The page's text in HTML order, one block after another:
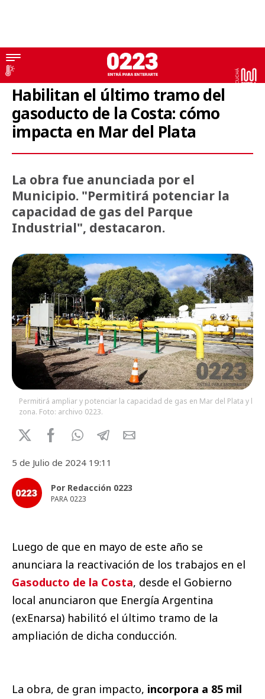
Obras
Habilitan el último tramo del
gasoducto de la Costa: cómo
impacta en Mar del Plata
La obra fue anunciada por el
Municipio. "Permitirá potenciar la
capacidad de gas del Parque
Industrial", destacaron.
Permitirá ampliar y potenciar la capacidad de gas en Mar del Plata y la
zona. Foto: archivo 0223.
5 de Julio de 2024 19:11
Por Redacción 0223
PARA 0223
Luego de que en mayo de este año se
anunciara la reactivación de los trabajos en el
Gasoducto de la Costa, desde el Gobierno
local anunciaron que Energía Argentina
(exEnarsa) habilitó el último tramo de la
ampliación de dicha conducción.
La obra, de gran impacto, incorpora a 85 mil